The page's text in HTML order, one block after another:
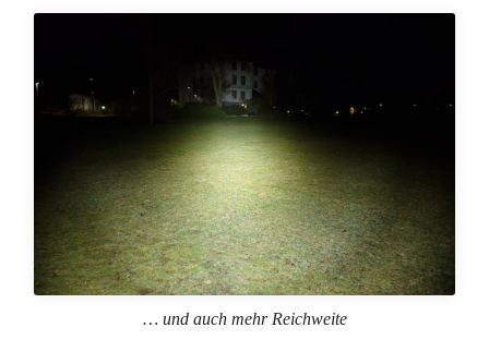
… und auch mehr Reichweite